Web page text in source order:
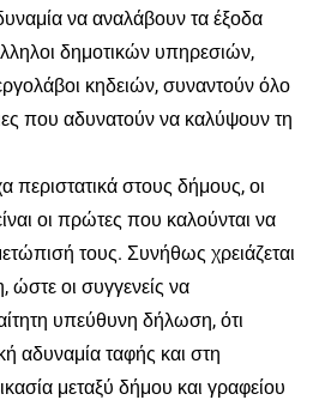
να αναλάβουν τα έξοδα
δημοτικών υπηρεσιών,
κηδειών, συναντούν όλο
που αδυνατούν να καλύψουν τη
περιστατικά στους δήμους, οι
οι πρώτες που καλούνται να
τους. Συνήθως χρειάζεται
ώστε οι συγγενείς να
υπεύθυνη δήλωση, ότι
αδυναμία ταφής και στη
μεταξύ δήμου και γραφείου